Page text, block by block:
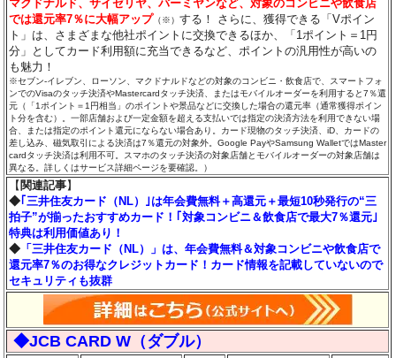
マクドナルド、サイゼリヤ、バーミヤンなど、対象のコンビニや飲食店
では還元率7％に大幅アップ （※）する！ さらに、獲得できる「Vポイン
ト」は、さまざまな他社ポイントに交換できるほか、「1ポイント＝1円
分」としてカード利用額に充当できるなど、ポイントの汎用性が高いの
も魅力！
※セブン‐イレブン、ローソン、マクドナルドなどの対象のコンビニ・飲食店で、スマートフォ
ンでのVisaのタッチ決済やMastercardタッチ決済、またはモバイルオーダーを利用すると7％還
元（「1ポイント＝1円相当」のポイントや景品などに交換した場合の還元率（通常獲得ポイン
ト分を含む）。一部店舗および一定金額を超える支払いでは指定の決済方法を利用できない場
合、または指定のポイント還元にならない場合あり。カード現物のタッチ決済、iD、カードの
差し込み、磁気取引による決済は7％還元の対象外。Google PayやSamsung WalletではMaster
cardタッチ決済は利用不可。スマホのタッチ決済の対象店舗とモバイルオーダーの対象店舗は
異なる。詳しくはサービス詳細ページを要確認。）
【 関連記事】
◆ ｢三井住友カード（NL）｣は年会費無料＋高還元＋最短10秒発行の“三
拍子”が揃ったおすすめカード！｢対象コンビニ＆飲食店で最大7％還元｣
特典は利用価値あり！
◆ 「三井住友カード（NL）」は、年会費無料＆対象コンビニや飲食店で
還元率7％のお得なクレジットカード！カード情報を記載していないので
セキュリティも抜群
◆JCB CARD W（ダブル）